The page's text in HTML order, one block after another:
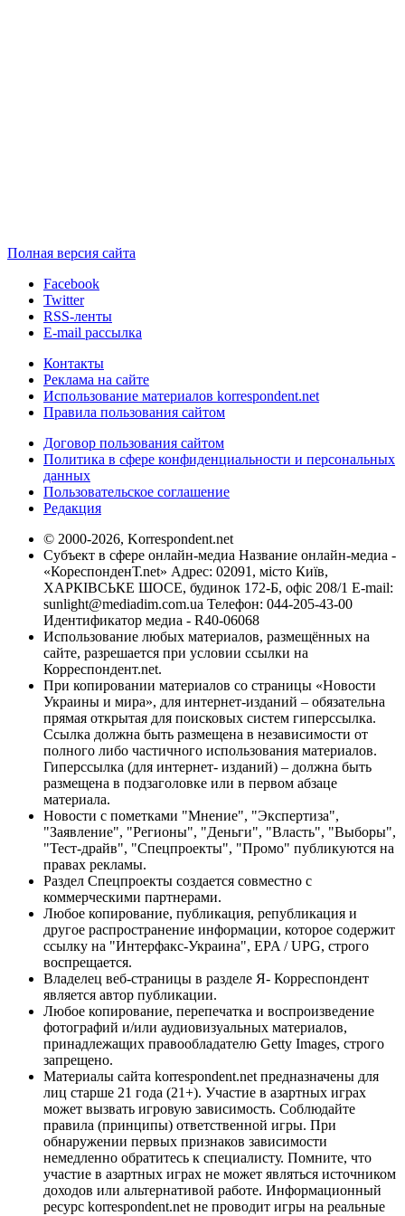
Полная версия сайта
Facebook
Twitter
RSS-ленты
E-mail рассылка
Контакты
Реклама на сайте
Использование материалов korrespondent.net
Правила пользования сайтом
Договор пользования сайтом
Политика в сфере конфиденциальности и персональных
данных
Пользовательское соглашение
Редакция
© 2000-2026, Korrespondent.net
Субъект в сфере онлайн-медиа Название онлайн-медиа -
«КореспонденТ.net» Адрес: 02091, місто Київ,
ХАРКІВСЬКЕ ШОСЕ, будинок 172-Б, офіс 208/1 E-mail:
sunlight@mediadim.com.ua Телефон: 044-205-43-00
Идентификатор медиа - R40-06068
Использование любых материалов, размещённых на
сайте, разрешается при условии ссылки на
Корреспондент.net.
При копировании материалов со страницы «Новости
Украины и мира», для интернет-изданий – обязательна
прямая открытая для поисковых систем гиперссылка.
Ссылка должна быть размещена в независимости от
полного либо частичного использования материалов.
Гиперссылка (для интернет- изданий) – должна быть
размещена в подзаголовке или в первом абзаце
материала.
Новости с пометками "Мнение", "Экспертиза",
"Заявление", "Регионы", "Деньги", "Власть", "Выборы",
"Тест-драйв", "Спецпроекты", "Промо" публикуются на
правах рекламы.
Раздел Спецпроекты создается совместно с
коммерческими партнерами.
Любое копирование, публикация, републикация и
другое распространение информации, которое содержит
ссылку на "Интерфакс-Украина", EPA / UPG, строго
воспрещается.
Владелец веб-страницы в разделе Я- Корреспондент
является автор публикации.
Любое копирование, перепечатка и воспроизведение
фотографий и/или аудиовизуальных материалов,
принадлежащих правообладателю Getty Images, строго
запрещено.
Материалы сайта korrespondent.net предназначены для
лиц старше 21 года (21+). Участие в азартных играх
может вызвать игровую зависимость. Соблюдайте
правила (принципы) ответственной игры. При
обнаружении первых признаков зависимости
немедленно обратитесь к специалисту. Помните, что
участие в азартных играх не может являться источником
доходов или альтернативой работе. Информационный
ресурс korrespondent.net не проводит игры на реальные